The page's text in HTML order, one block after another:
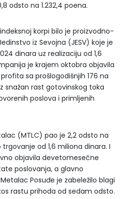
odsto na 1.232,4 poena.
korpi bilo je proizvodno-
iz Sevojna (JESV) koje je
dinara uz realizaciju od 1,6
je krajem oktobra objavila
sa prošlogodišnjih 176 na
snažan rast gotovinskog toka
poslova i primljenih
(MTLC) pao je 2,2 odsto na
trgovanje od 1,6 miliona dinara. I
objavila devetomesečne
poslovanja, a glavno
Posuđe je zabeležilo blagi
rastu prihoda od sedam odsto.